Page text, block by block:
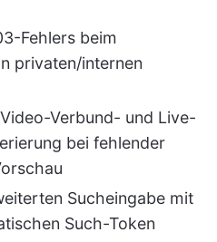
Fehlers beim
privaten/internen
Verbund- und Live-
bei fehlender
Sucheingabe mit
Such-Token